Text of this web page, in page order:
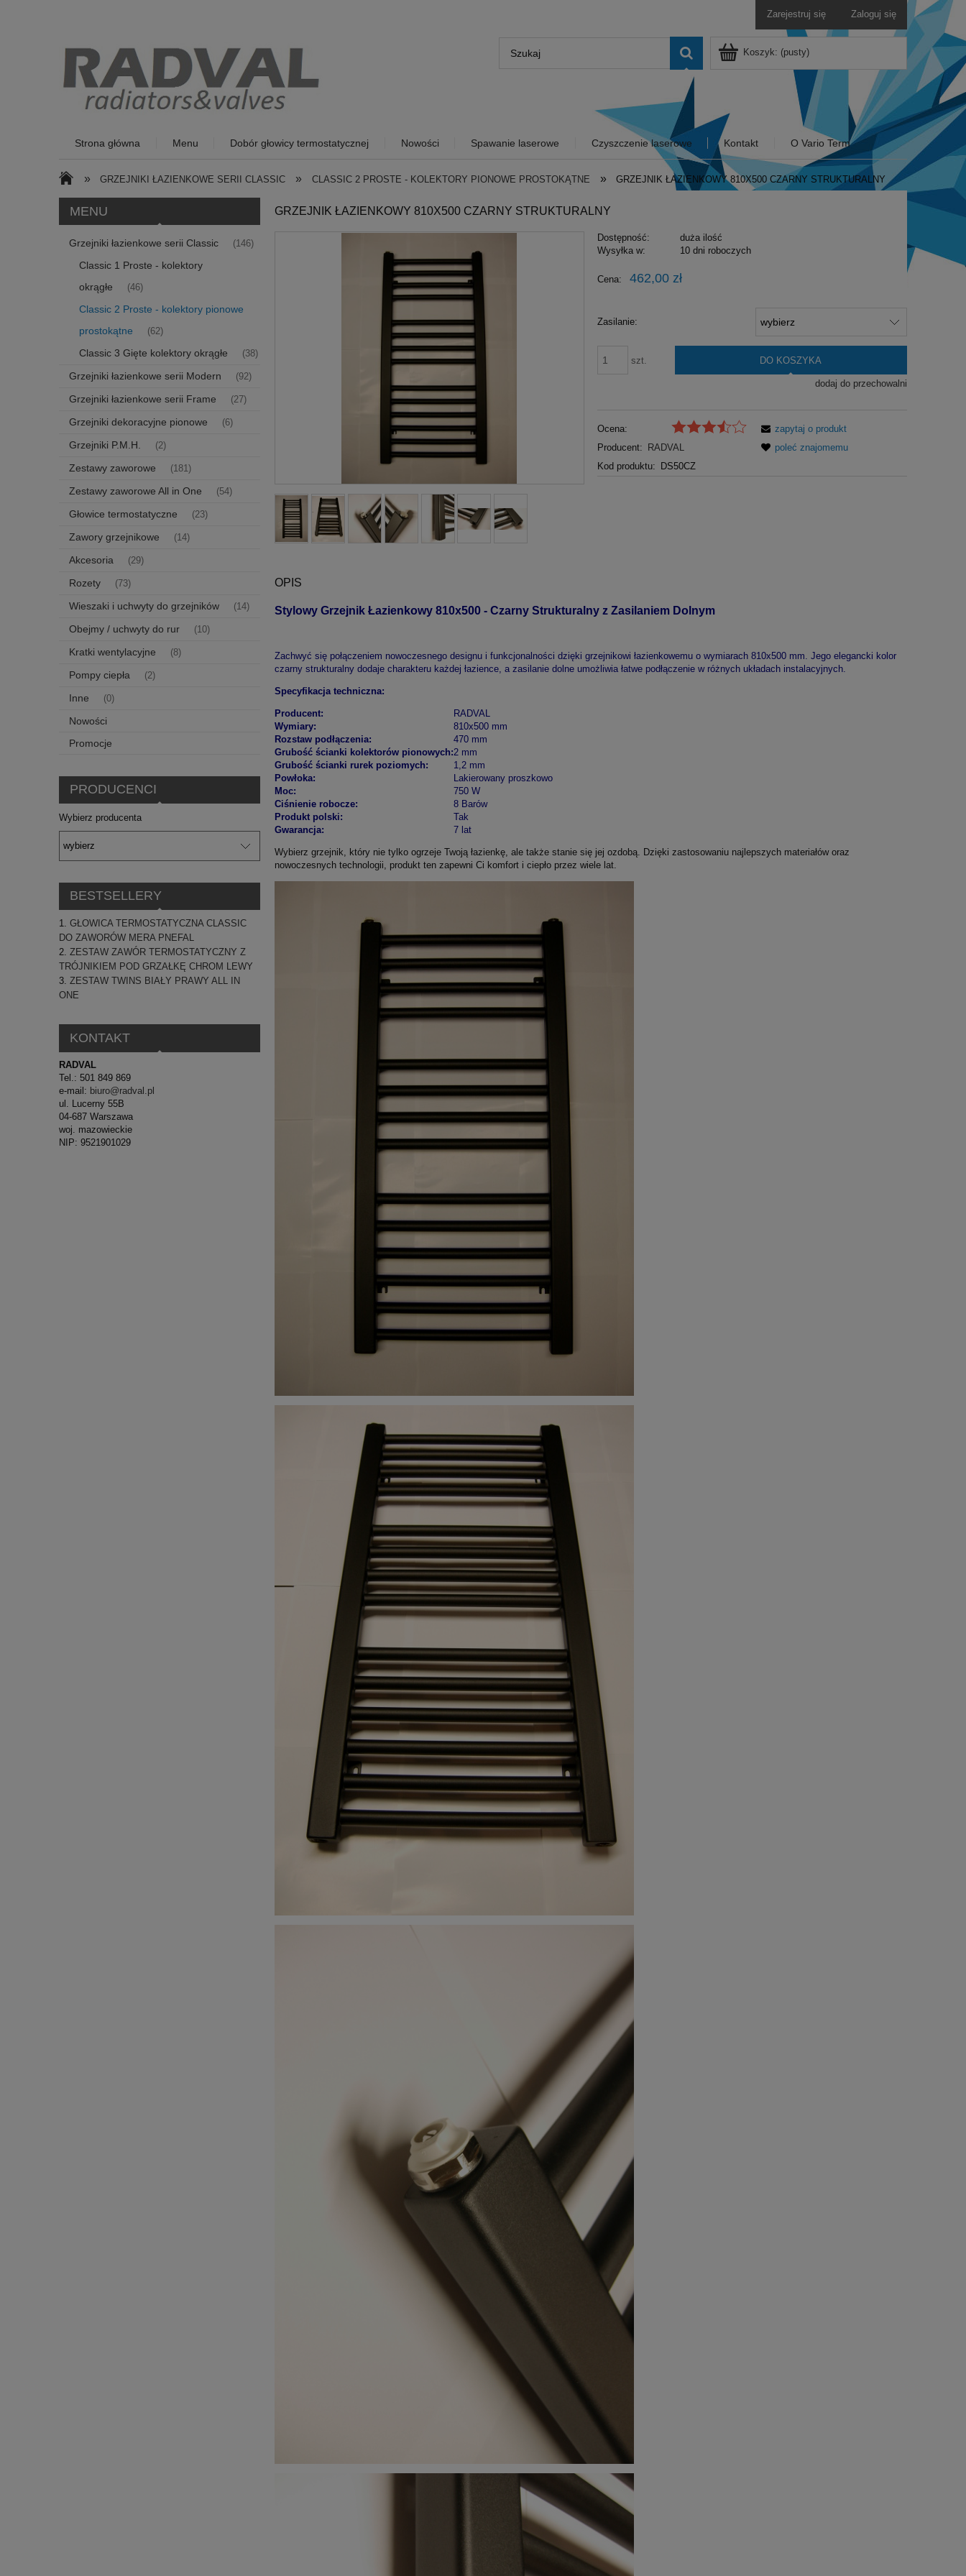
Zarejestruj się Zaloguj się
Koszyk: (pusty)
Strona główna Menu Dobór głowicy termostatycznej Nowości Spawanie laserowe Czyszczenie laserowe Kontakt O Vario Term
» GRZEJNIKI ŁAZIENKOWE SERII CLASSIC » CLASSIC 2 PROSTE - KOLEKTORY PIONOWE PROSTOKĄTNE » GRZEJNIK ŁAZIENKOWY 810X500 CZARNY STRUKTURALNY
MENU
Grzejniki łazienkowe serii Classic (146)
Classic 1 Proste - kolektory
okrągłe
(46)
Classic 2 Proste - kolektory pionowe
prostokątne
(62)
Classic 3 Gięte kolektory okrągłe (38)
Grzejniki łazienkowe serii Modern (92)
Grzejniki łazienkowe serii Frame (27)
Grzejniki dekoracyjne pionowe (6)
Grzejniki P.M.H. (2)
Zestawy zaworowe (181)
Zestawy zaworowe All in One (54)
Głowice termostatyczne (23)
Zawory grzejnikowe (14)
Akcesoria (29)
Rozety (73)
Wieszaki i uchwyty do grzejników (14)
Obejmy / uchwyty do rur (10)
Kratki wentylacyjne (8)
Pompy ciepła (2)
Inne (0)
Nowości
Promocje
PRODUCENCI
Wybierz producenta
BESTSELLERY
GŁOWICA TERMOSTATYCZNA CLASSIC
DO ZAWORÓW MERA PNEFAL
ZESTAW ZAWÓR TERMOSTATYCZNY Z
TRÓJNIKIEM POD GRZAŁKĘ CHROM LEWY
ZESTAW TWINS BIAŁY PRAWY ALL IN
ONE
KONTAKT
RADVAL
Tel.: 501 849 869
e-mail: biuro@radval.pl
ul. Lucerny 55B
04-687 Warszawa
woj. mazowieckie
NIP: 9521901029
GRZEJNIK ŁAZIENKOWY 810X500 CZARNY STRUKTURALNY
Dostępność:
duża ilość
Wysyłka w:
10 dni roboczych
Cena: 462,00 zł
Zasilanie:
szt. DO KOSZYKA
dodaj do przechowalni
Ocena:
Producent:
RADVAL
Kod produktu:
DS50CZ
zapytaj o produkt
poleć znajomemu
OPIS
Stylowy Grzejnik Łazienkowy 810x500 - Czarny Strukturalny z Zasilaniem Dolnym
Zachwyć się połączeniem nowoczesnego designu i funkcjonalności dzięki grzejnikowi łazienkowemu o wymiarach 810x500 mm. Jego elegancki kolor
czarny strukturalny dodaje charakteru każdej łazience, a zasilanie dolne umożliwia łatwe podłączenie w różnych układach instalacyjnych.
Specyfikacja techniczna:
Producent:
RADVAL
Wymiary:
810x500 mm
Rozstaw podłączenia:
470 mm
Grubość ścianki kolektorów pionowych:2 mm
Grubość ścianki rurek poziomych:
1,2 mm
Powłoka:
Lakierowany proszkowo
Moc:
750 W
Ciśnienie robocze:
8 Barów
Produkt polski:
Tak
Gwarancja:
7 lat
Wybierz grzejnik, który nie tylko ogrzeje Twoją łazienkę, ale także stanie się jej ozdobą. Dzięki zastosowaniu najlepszych materiałów oraz
nowoczesnych technologii, produkt ten zapewni Ci komfort i ciepło przez wiele lat.